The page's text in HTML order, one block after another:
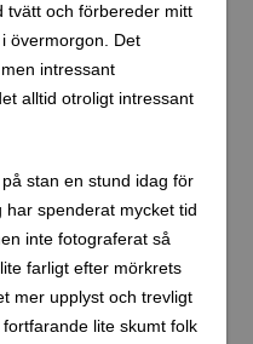
tvätt och förbereder mitt
övermorgon. Det
intressant
alltid otroligt intressant
stan en stund idag för
spenderat mycket tid
inte fotograferat så
farligt efter mörkrets
mer upplyst och trevligt
lite skumt folk